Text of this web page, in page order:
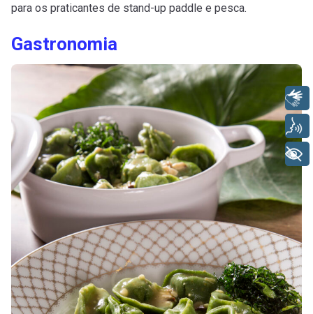
para os praticantes de stand-up paddle e pesca.
Gastronomia
Libras
Voz
+ Acessibilidade